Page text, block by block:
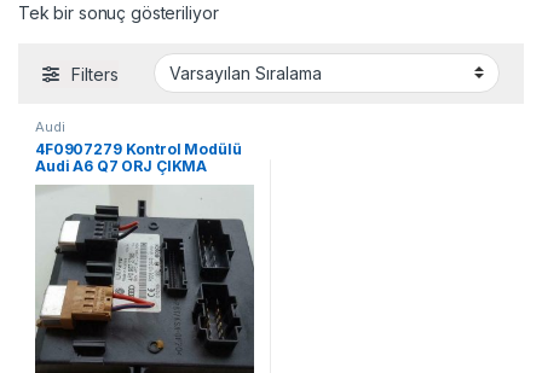
Tek bir sonuç gösteriliyor
Filters
Audi
4F0907279 Kontrol Modülü
Audi A6 Q7 ORJ ÇIKMA